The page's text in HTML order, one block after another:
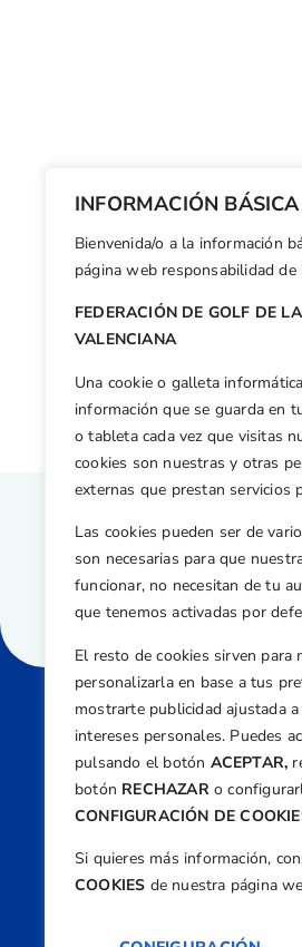
INFORMACIÓN
Bienvenida/o a la información
página web responsabilidad de
FEDERACIÓN DE GOLF DE
VALENCIANA
Una cookie o galleta
información que se guarda en
o tableta cada vez que visitas
cookies son nuestras y otras
externas que prestan servicios
Las cookies pueden ser de
son necesarias para que
funcionar, no necesitan de tu
que tenemos activadas por
El resto de cookies sirven para
personalizarla en base a tus
mostrarte publicidad ajustada
intereses personales. Puedes
pulsando el botón ACEPTAR,
botón RECHAZARo
CONFIGURACIÓN DE
Si quieres más información,
COOKIES de nuestra página